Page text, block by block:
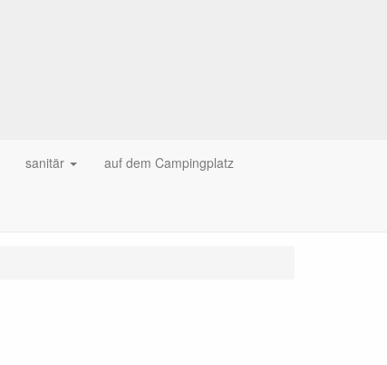
sanitär auf dem Campingplatz